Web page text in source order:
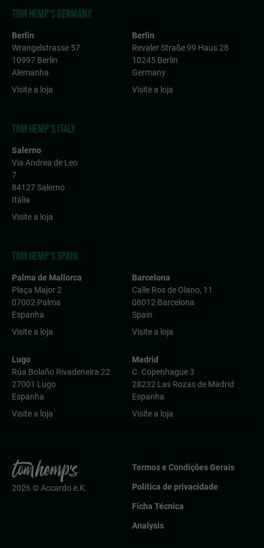
TOM HEMP'S GERMANY
Berlin
Wrangelstrasse 57
10997 Berlin
Alemanha
Visite a loja
Berlin
Revaler Straße 99 Haus 28
10245 Berlin
Germany
Visite a loja
TOM HEMP'S ITALY
Salerno
Via Andrea de Leo
7
84127 Salerno
Itália
Visite a loja
TOM HEMP'S SPAIN
Palma de Mallorca
Plaça Major 2
07002 Palma
Espanha
Visite a loja
Barcelona
Calle Ros de Olano, 11
08012 Barcelona
Spain
Visite a loja
Lugo
Rúa Bolaño Rivadeneira 22
27001 Lugo
Espanha
Visite a loja
Madrid
C. Copenhague 3
28232 Las Rozas de Madrid
Espanha
Visite a loja
Termos e Condições Gerais
Política de privacidade
Ficha Técnica
Analysis
2026 © Accardo e.K.